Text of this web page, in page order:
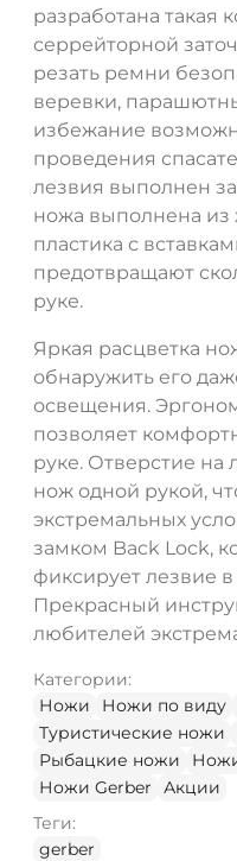
разработана такая
серрейторной
резать ремни
веревки,
избежание
проведения
лезвия выполнен
ножа выполнена из
пластика с
предотвращают
руке.
Яркая расцветка
обнаружить его
освещения.
позволяет
руке. Отверстие на
нож одной рукой,
экстремальных
замком Back Lock,
фиксирует лезвие
Прекрасный
любителей
Категории:
Ножи
Ножи по виду
Туристические ножи
Рыбацкие ножи
Ножи Gerber
Акции
Теги:
gerber